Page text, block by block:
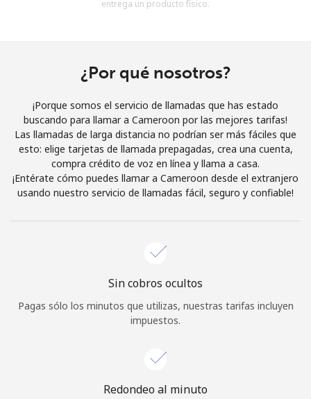
Al abrir una cuenta en este sitio web, estoy de acuerdo con
Únete
¡Hola!
Inicia sesión oREGÍSTRATE →
¿Olvidaste tu contraseña? →
Iniciar Sesión
entrega un producto físico.
¿Por qué nosotros?
¡Porque somos el servicio de llamadas que has estado
buscando para llamar a Cameroon por las mejores tarifas!
Las llamadas de larga distancia no podrían ser más fáciles que
esto: elige tarjetas de llamada prepagadas, crea una cuenta,
compra crédito de voz en línea y llama a casa.
¡Entérate cómo puedes llamar a Cameroon desde el extranjero
usando nuestro servicio de llamadas fácil, seguro y confiable!
Sin cobros ocultos
Pagas sólo los minutos que utilizas, nuestras tarifas incluyen
impuestos.
Redondeo al minuto